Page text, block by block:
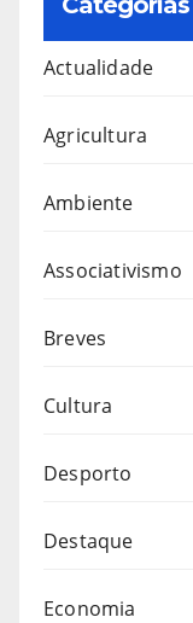
Actualidade
Agricultura
Ambiente
Associativismo
Breves
Cultura
Desporto
Destaque
Economia